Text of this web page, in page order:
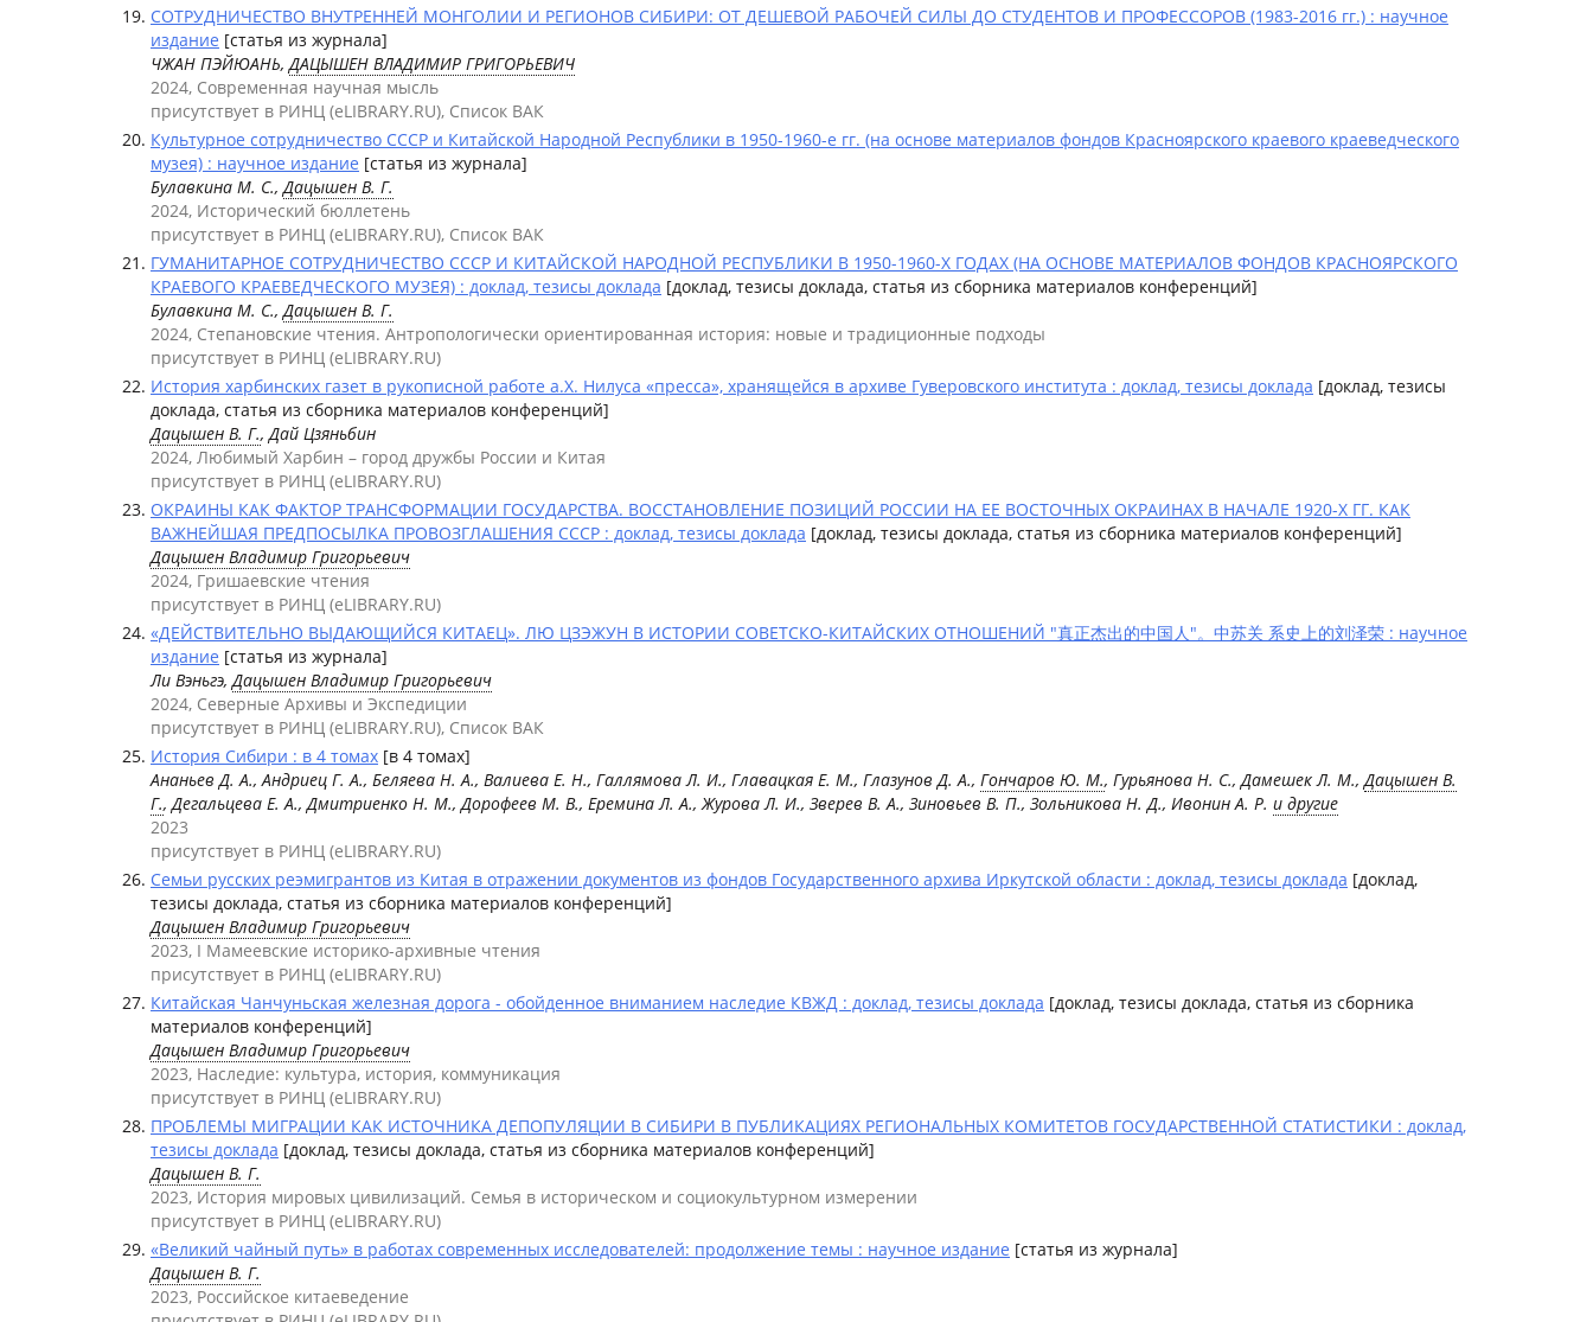
СОТРУДНИЧЕСТВО ВНУТРЕННЕЙ МОНГОЛИИ И РЕГИОНОВ СИБИРИ: ОТ ДЕШЕВОЙ РАБОЧЕЙ СИЛЫ ДО СТУДЕНТОВ И ПРОФЕССОРОВ (1983-2016 гг.) : научное
издание [статья из журнала]
ЧЖАН ПЭЙЮАНЬ,ДАЦЫШЕН ВЛАДИМИР ГРИГОРЬЕВИЧ
2024, Современная научная мысль
присутствует в РИНЦ (eLIBRARY.RU), Список ВАК
Культурное сотрудничество СССР и Китайской Народной Республики в 1950-1960-е гг. (на основе материалов фондов Красноярского краевого краеведческого
музея) : научное издание [статья из журнала]
Булавкина М. С.,Дацышен В. Г.
2024, Исторический бюллетень
присутствует в РИНЦ (eLIBRARY.RU), Список ВАК
ГУМАНИТАРНОЕ СОТРУДНИЧЕСТВО СССР И КИТАЙСКОЙ НАРОДНОЙ РЕСПУБЛИКИ В 1950-1960-Х ГОДАХ (НА ОСНОВЕ МАТЕРИАЛОВ ФОНДОВ КРАСНОЯРСКОГО
КРАЕВОГО КРАЕВЕДЧЕСКОГО МУЗЕЯ) : доклад, тезисы доклада [доклад, тезисы доклада, статья из сборника материалов конференций]
Булавкина М. С.,Дацышен В. Г.
2024, Степановские чтения. Антропологически ориентированная история: новые и традиционные подходы
присутствует в РИНЦ (eLIBRARY.RU)
История харбинских газет в рукописной работе а.Х. Нилуса «пресса», хранящейся в архиве Гуверовского института : доклад, тезисы доклада [доклад, тезисы
доклада, статья из сборника материалов конференций]
Дацышен В. Г., Дай Цзяньбин
2024, Любимый Харбин – город дружбы России и Китая
присутствует в РИНЦ (eLIBRARY.RU)
ОКРАИНЫ КАК ФАКТОР ТРАНСФОРМАЦИИ ГОСУДАРСТВА. ВОССТАНОВЛЕНИЕ ПОЗИЦИЙ РОССИИ НА ЕЕ ВОСТОЧНЫХ ОКРАИНАХ В НАЧАЛЕ 1920-Х ГГ. КАК
ВАЖНЕЙШАЯ ПРЕДПОСЫЛКА ПРОВОЗГЛАШЕНИЯ СССР : доклад, тезисы доклада [доклад, тезисы доклада, статья из сборника материалов конференций]
Дацышен Владимир Григорьевич
2024, Гришаевские чтения
присутствует в РИНЦ (eLIBRARY.RU)
«ДЕЙСТВИТЕЛЬНО ВЫДАЮЩИЙСЯ КИТАЕЦ». ЛЮ ЦЗЭЖУН В ИСТОРИИ СОВЕТСКО-КИТАЙСКИХ ОТНОШЕНИЙ "真正杰出的中国人"。中苏关 系史上的刘泽荣 : научное
издание [статья из журнала]
Ли Вэньгэ,Дацышен Владимир Григорьевич
2024, Северные Архивы и Экспедиции
присутствует в РИНЦ (eLIBRARY.RU), Список ВАК
История Сибири : в 4 томах [в 4 томах]
Ананьев Д. А., Андриец Г. А., Беляева Н. А., Валиева Е. Н., Галлямова Л. И., Главацкая Е. М., Глазунов Д. А., Гончаров Ю. М., Гурьянова Н. С., Дамешек Л. М.,Дацышен В.
Г., Дегальцева Е. А., Дмитриенко Н. М., Дорофеев М. В., Еремина Л. А., Журова Л. И., Зверев В. А., Зиновьев В. П., Зольникова Н. Д., Ивонин А. Р. и другие
2023
присутствует в РИНЦ (eLIBRARY.RU)
Семьи русских реэмигрантов из Китая в отражении документов из фондов Государственного архива Иркутской области : доклад, тезисы доклада [доклад,
тезисы доклада, статья из сборника материалов конференций]
Дацышен Владимир Григорьевич
2023, I Мамеевские историко-архивные чтения
присутствует в РИНЦ (eLIBRARY.RU)
Китайская Чанчуньская железная дорога - обойденное вниманием наследие КВЖД : доклад, тезисы доклада [доклад, тезисы доклада, статья из сборника
материалов конференций]
Дацышен Владимир Григорьевич
2023, Наследие: культура, история, коммуникация
присутствует в РИНЦ (eLIBRARY.RU)
ПРОБЛЕМЫ МИГРАЦИИ КАК ИСТОЧНИКА ДЕПОПУЛЯЦИИ В СИБИРИ В ПУБЛИКАЦИЯХ РЕГИОНАЛЬНЫХ КОМИТЕТОВ ГОСУДАРСТВЕННОЙ СТАТИСТИКИ : доклад,
тезисы доклада [доклад, тезисы доклада, статья из сборника материалов конференций]
Дацышен В. Г.
2023, История мировых цивилизаций. Семья в историческом и социокультурном измерении
присутствует в РИНЦ (eLIBRARY.RU)
«Великий чайный путь» в работах современных исследователей: продолжение темы : научное издание [статья из журнала]
Дацышен В. Г.
2023, Российское китаеведение